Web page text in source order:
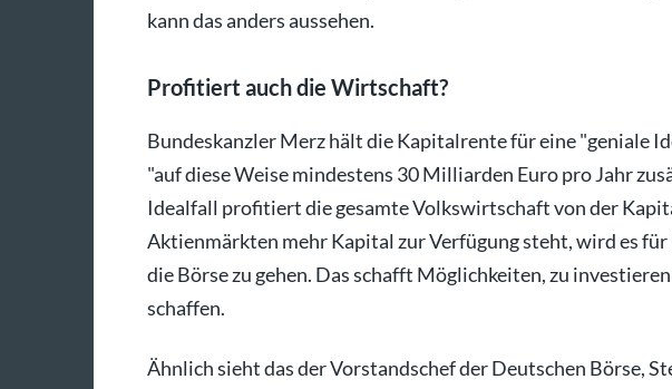
kann das anders aussehen.
Profitiert auch die Wirtschaft?
Bundeskanzler Merz hält die Kapitalrente für eine "geniale
"auf diese Weise mindestens 30 Milliarden Euro pro Jahr
Idealfall profitiert die gesamte Volkswirtschaft von der
Aktienmärkten mehr Kapital zur Verfügung steht, wird es
die Börse zu gehen. Das schafft Möglichkeiten, zu
schaffen.
Ähnlich sieht das der Vorstandschef der Deutschen Börse,